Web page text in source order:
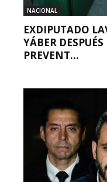
NACIONAL
EXDIPUTADO
YÁBER
PREVENT...